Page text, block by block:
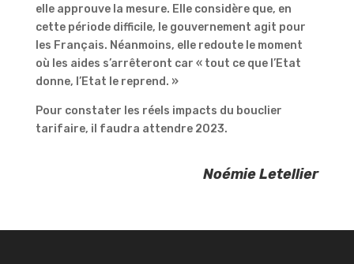
elle approuve la mesure. Elle considère que, en
cette période difficile, le gouvernement agit pour
les Français. Néanmoins, elle redoute le moment
où les aides s’arrêteront car « tout ce que l’Etat
donne, l’Etat le reprend. »
Pour constater les réels impacts du bouclier
tarifaire, il faudra attendre 2023.
Noémie Letellier